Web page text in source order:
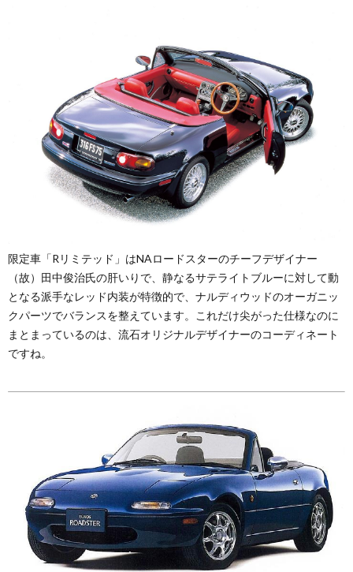
限定車「Rリミテッド」はNAロードスターのチーフデザイナー
（故）田中俊治氏の肝いりで、静なるサテライトブルーに対して動
となる派手なレッド内装が特徴的で、ナルディウッドのオーガニッ
クパーツでバランスを整えています。これだけ尖がった仕様なのに
まとまっているのは、流石オリジナルデザイナーのコーディネート
ですね。